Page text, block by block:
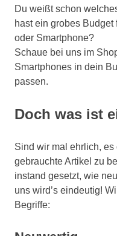
Du weißt schon
hast ein grobes
oder Smartphone?
Schaue bei uns im
Smartphones in dein
passen.
Doch was ist
Sind wir mal ehrlich,
gebrauchte Artikel zu
instand gesetzt, wie
uns wird’s eindeutig!
Begriffe: